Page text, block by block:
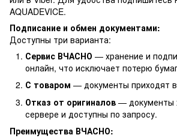
AQUADEVICE.
Подписание и обмен документами:
Доступны три варианта:
Сервис ВЧАСНО — хранение и
онлайн, что исключает потерю
С товаром — документы приходят
Отказ от оригиналов — документы
сервере и доступны по запросу.
Преимущества ВЧАСНО: